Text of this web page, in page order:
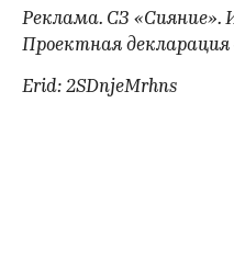
Реклама. СЗ «Сияние».
Проектная
Erid: 2SDnjeMrhns